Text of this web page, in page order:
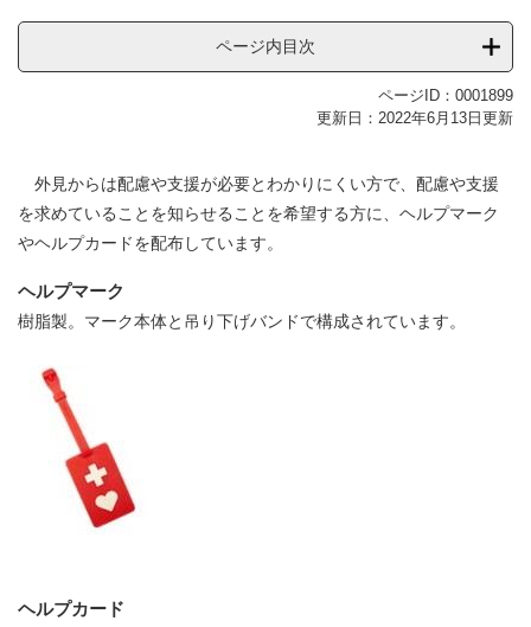
ページ内目次
ページID：0001899
更新日：2022年6月13日更新
外見からは配慮や支援が必要とわかりにくい方で、配慮や支援
を求めていることを知らせることを希望する方に、ヘルプマーク
やヘルプカードを配布しています。
ヘルプマーク
​樹脂製。マーク本体と吊り下げバンドで構成されています。
ヘルプカード